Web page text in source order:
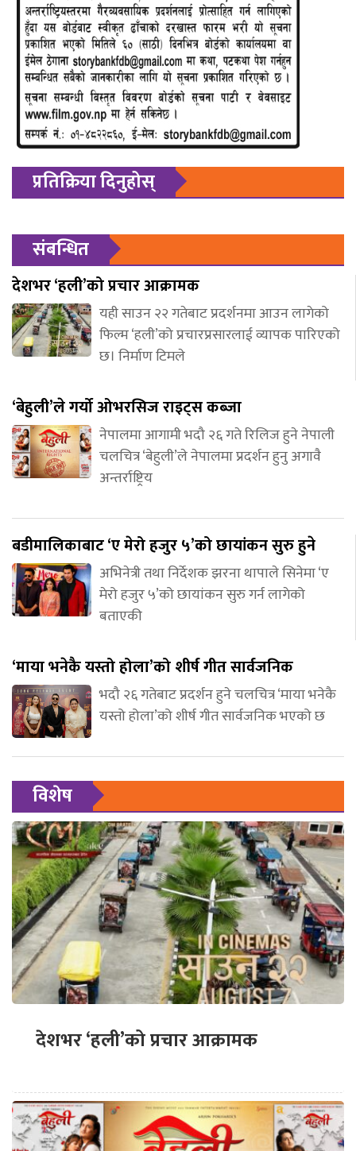
प्रतिक्रिया दिनुहोस्
संबन्धित
देशभर ‘हली’को प्रचार आक्रामक
यही साउन २२ गतेबाट प्रदर्शनमा आउन लागेको
फिल्म ‘हली’को प्रचारप्रसारलाई व्यापक पारिएको
छ। निर्माण टिमले
‘बेहुली’ले गर्यो ओभरसिज राइट्स कब्जा
नेपालमा आगामी भदौ २६ गते रिलिज हुने नेपाली
चलचित्र ‘बेहुली’ले नेपालमा प्रदर्शन हुनु अगावै
अन्तर्राष्ट्रिय
बडीमालिकाबाट ‘ए मेरो हजुर ५’को छायांकन सुरु हुने
अभिनेत्री तथा निर्देशक झरना थापाले सिनेमा ‘ए
मेरो हजुर ५’को छायांकन सुरु गर्न लागेको
बताएकी
‘माया भनेकै यस्तो होला’को शीर्ष गीत सार्वजनिक
भदौ २६ गतेबाट प्रदर्शन हुने चलचित्र ‘माया भनेकै
यस्तो होला’को शीर्ष गीत सार्वजनिक भएको छ
विशेष
देशभर ‘हली’को प्रचार आक्रामक